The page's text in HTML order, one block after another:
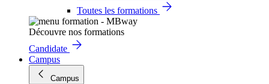
Toutes les formations
Découvre nos formations
Candidate
Campus
Campus